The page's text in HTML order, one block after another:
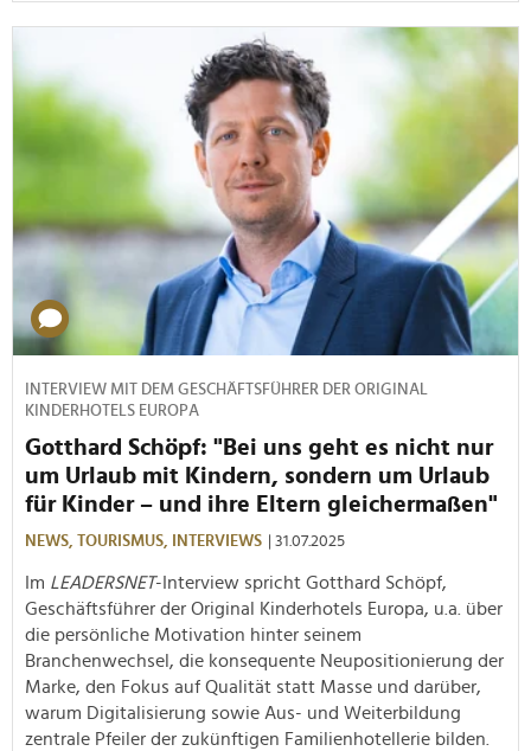
INTERVIEW MIT DEM GESCHÄFTSFÜHRER DER ORIGINAL
KINDERHOTELS EUROPA
Gotthard Schöpf: "Bei uns geht es nicht nur
um Urlaub mit Kindern, sondern um Urlaub
für Kinder – und ihre Eltern gleichermaßen"
NEWS, TOURISMUS, INTERVIEWS | 31.07.2025
Im LEADERSNET-Interview spricht Gotthard Schöpf,
Geschäftsführer der Original Kinderhotels Europa, u.a. über
die persönliche Motivation hinter seinem
Branchenwechsel, die konsequente Neupositionierung der
Marke, den Fokus auf Qualität statt Masse und darüber,
warum Digitalisierung sowie Aus- und Weiterbildung
zentrale Pfeiler der zukünftigen Familienhotellerie bilden.